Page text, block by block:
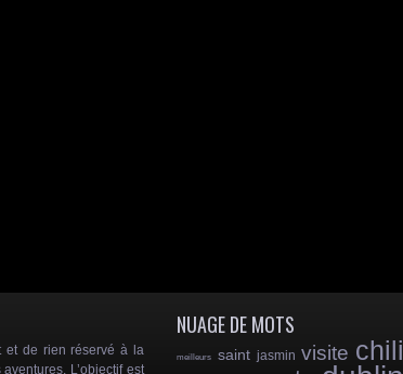
et de rien réservé à la
L’objectif est
NUAGE DE MOTS
meilleurs saint jasmin visite chili